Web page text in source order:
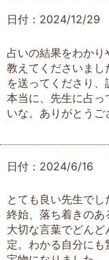
日付：2024/12/29
占いの結果をわか
教えてくださいま
を送ってくださり、
本当に、先生に占
いな。ありがとうご
日付：2024/6/16
とても良い先生でし
終始、落ち着きのあ
大切な言葉でどん
定。わかる自分にも